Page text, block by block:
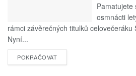
Pamatujete
osmnácti
rámci závěrečných titulků celovečeráku
Nyní...
POKRAČOVAT